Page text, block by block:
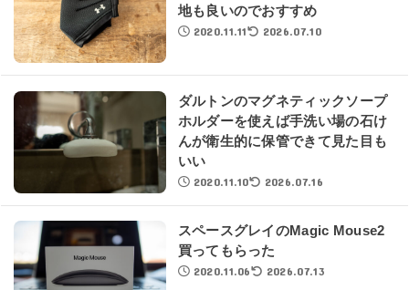
地も良いのでおすすめ
2020.11.11 2026.07.10
ダルトンのマグネティックソープ
ホルダーを使えば手洗い場の石け
んが衛生的に保管できて見た目も
いい
2020.11.10 2026.07.16
スペースグレイのMagic Mouse2
買ってもらった
2020.11.06 2026.07.13